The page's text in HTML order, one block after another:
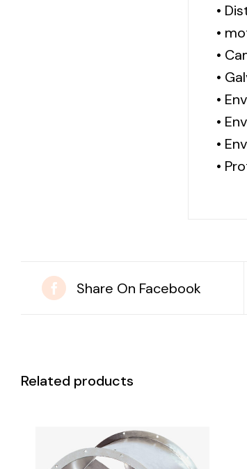
•
•
•
•
•
•
•
•
Share On Facebook
Related products